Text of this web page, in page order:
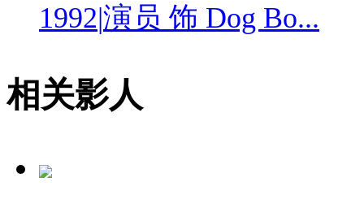
1992|演员 饰 Dog Bo...
相关影人